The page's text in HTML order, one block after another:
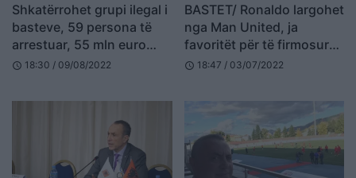
Shkatërrohet grupi ilegal i
basteve, 59 persona të
arrestuar, 55 mln euro
përfunduan në
schedule 18:30 / 09/08/2022
BASTET/ Ronaldo largohet
nga Man United, ja
favoritët për të firmosur
me portugezin
schedule 18:47 / 03/07/2022